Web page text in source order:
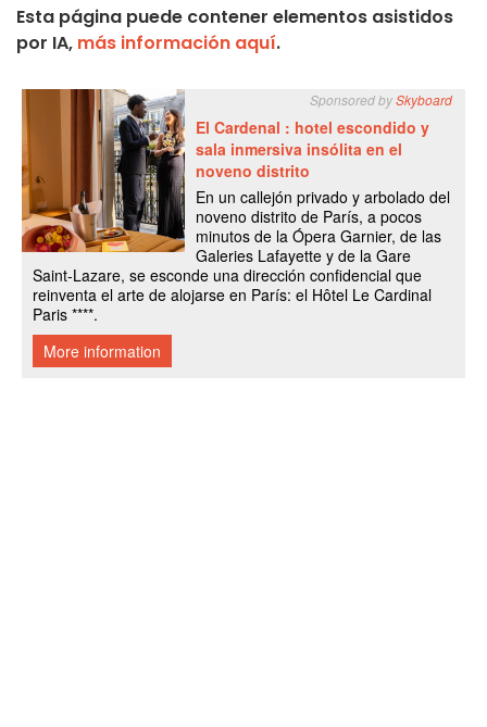
Esta página puede contener elementos asistidos
por IA, más información aquí.